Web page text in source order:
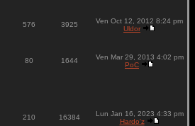
576 3925
Ven Oct 12, 2012 8:24 pm
Uldor
80 1644
Ven Mar 29, 2013 4:02 pm
PoC
210 16384
Lun Jan 16, 2023 4:33 pm
Hardo'z